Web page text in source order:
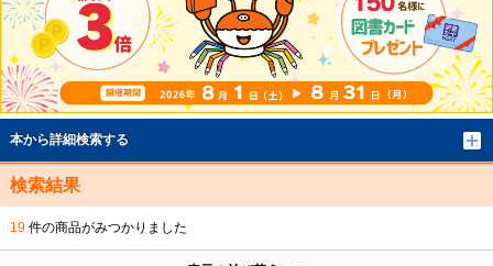
本から詳細検索する
検索結果
19件の商品がみつかりました